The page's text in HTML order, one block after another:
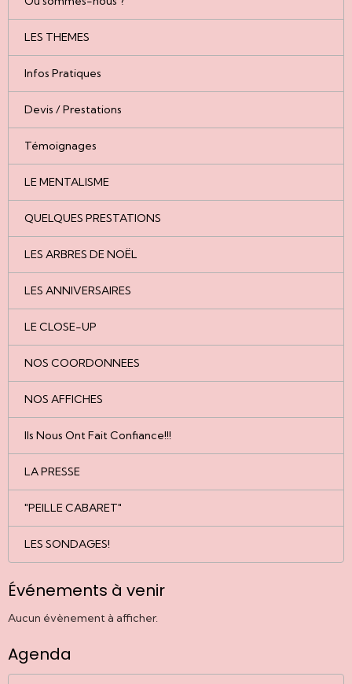
LES THEMES
Infos Pratiques
Devis / Prestations
Témoignages
LE MENTALISME
QUELQUES PRESTATIONS
LES ARBRES DE NOËL
LES ANNIVERSAIRES
LE CLOSE-UP
NOS COORDONNEES
NOS AFFICHES
Ils Nous Ont Fait Confiance!!!
LA PRESSE
"PEILLE CABARET"
LES SONDAGES!
Événements à venir
Aucun évènement à afficher.
Agenda